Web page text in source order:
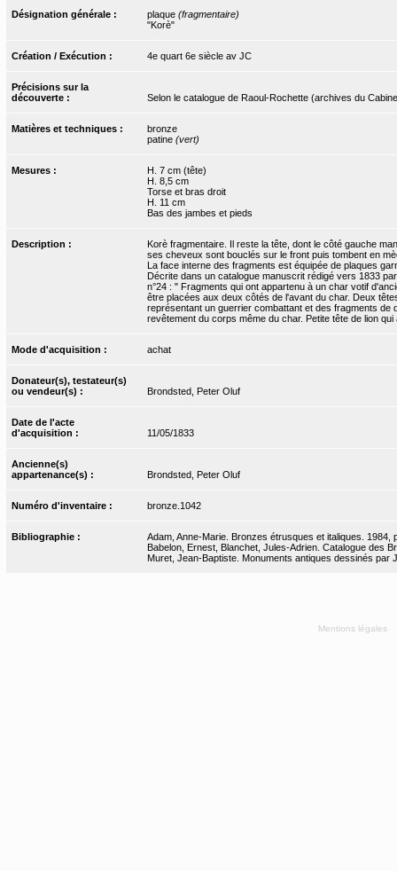
Désignation générale : plaque (fragmentaire)
"Korè"
Création / Exécution : 4e quart 6e siècle av JC
Précisions sur la
découverte :
Selon le catalogue de Raoul-Rochette (archives du
Matières et techniques :
bronze
patine (vert)
Mesures :
H. 7 cm (tête)
H. 8,5 cm
Torse et bras droit
H. 11 cm
Bas des jambes et pieds
Description :
Korè fragmentaire. Il reste la tête, dont le côté gauche
ses cheveux sont bouclés sur le front puis tombent en
La face interne des fragments est équipée de plaques
Décrite dans un catalogue manuscrit rédigé vers 1833
n°24 : " Fragments qui ont appartenu à un char votif
être placées aux deux côtés de l'avant du char. Deux
représentant un guerrier combattant et des fragments
revêtement du corps même du char. Petite tête de lion
Mode d'acquisition : achat
Donateur(s), testateur(s)
ou vendeur(s) :
Brondsted, Peter Oluf
Date de l'acte
d'acquisition :
11/05/1833
Ancienne(s)
appartenance(s) :
Brondsted, Peter Oluf
Numéro d'inventaire : bronze.1042
Bibliographie :
Adam, Anne-Marie. Bronzes étrusques et italiques. 1984,
Babelon, Ernest, Blanchet, Jules-Adrien. Catalogue des
Muret, Jean-Baptiste. Monuments antiques dessinés par
Mentions légales